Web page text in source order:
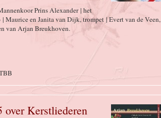
Prins Alexander | het
en Janita van Dijk, trompet | Evert van de Veen,
van Arjan Breukhoven.
Kerstliederen